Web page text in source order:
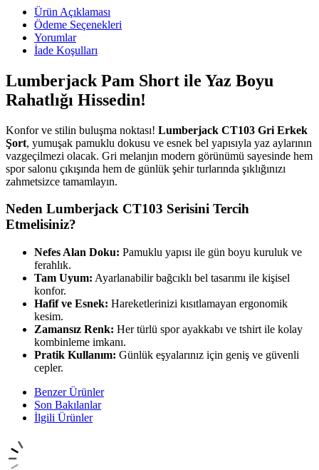
Ürün Açıklaması
Ödeme Seçenekleri
Yorumlar
İade Koşulları
Lumberjack Pam Short ile Yaz Boyu
Rahatlığı Hissedin!
Konfor ve stilin buluşma noktası! Lumberjack CT103 Gri Erkek
Şort, yumuşak pamuklu dokusu ve esnek bel yapısıyla yaz aylarının
vazgeçilmezi olacak. Gri melanjın modern görünümü sayesinde hem
spor salonu çıkışında hem de günlük şehir turlarında şıklığınızı
zahmetsizce tamamlayın.
Neden Lumberjack CT103 Serisini Tercih
Etmelisiniz?
Nefes Alan Doku: Pamuklu yapısı ile gün boyu kuruluk ve
ferahlık.
Tam Uyum: Ayarlanabilir bağcıklı bel tasarımı ile kişisel
konfor.
Hafif ve Esnek: Hareketlerinizi kısıtlamayan ergonomik
kesim.
Zamansız Renk: Her türlü spor ayakkabı ve tshirt ile kolay
kombinleme imkanı.
Pratik Kullanım: Günlük eşyalarınız için geniş ve güvenli
cepler.
Benzer Ürünler
Son Bakılanlar
İlgili Ürünler